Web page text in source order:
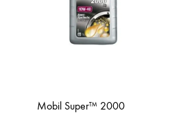
Mobil Super™ 2000